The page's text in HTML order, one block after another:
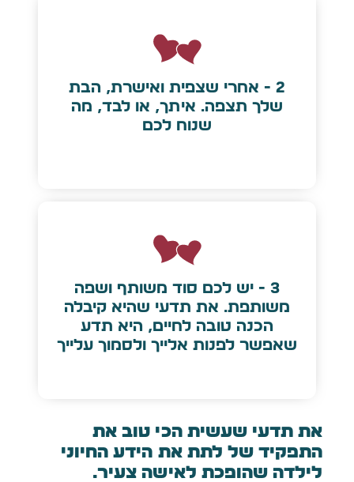
2 - אחרי שצפית ואישרת, הבת
שלך תצפה. איתך, או לבד, מה
שנוח לכם
3 - יש לכם סוד משותף ושפה
משותפת. את תדעי שהיא קיבלה
הכנה טובה לחיים, היא תדע
שאפשר לפנות אלייך ולסמוך עלייך
את תדעי שעשית הכי טוב את
התפקיד של לתת את הידע החיוני
לילדה שהופכת לאישה צעיר.